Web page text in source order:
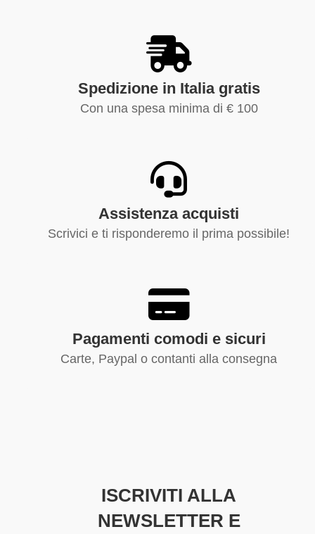
Spedizione in Italia gratis
Con una spesa minima di € 100
Assistenza acquisti
Scrivici e ti risponderemo il prima possibile!
Pagamenti comodi e sicuri
Carte, Paypal o contanti alla consegna
ISCRIVITI ALLA
NEWSLETTER E